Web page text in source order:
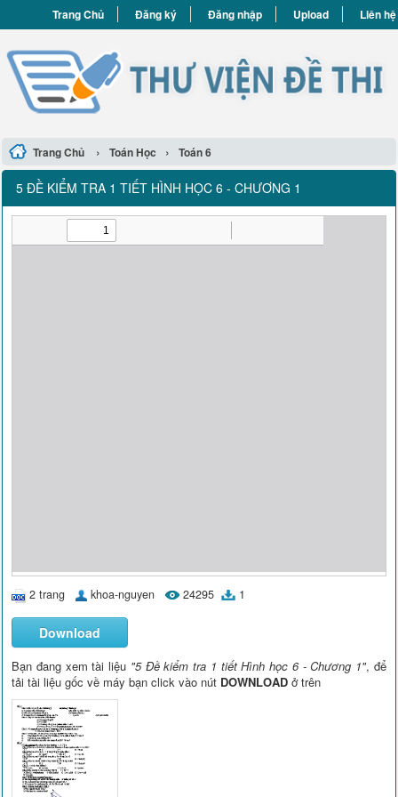
Trang Chủ Đăng ký Đăng nhập Upload Liên hệ
Trang Chủ › Toán Học › Toán 6
5 ĐỀ KIỂM TRA 1 TIẾT HÌNH HỌC 6 - CHƯƠNG 1
2 trang khoa-nguyen 24295 1
Download
Bạn đang xem tài liệu "5 Đề kiểm tra 1 tiết Hình học 6 - Chương 1", để
tải tài liệu gốc về máy bạn click vào nút DOWNLOAD ở trên